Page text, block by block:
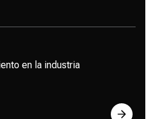
en la industria